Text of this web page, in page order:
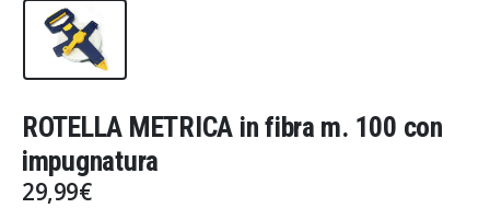
ROTELLA METRICA in fibra m. 100 con
impugnatura
29,99€